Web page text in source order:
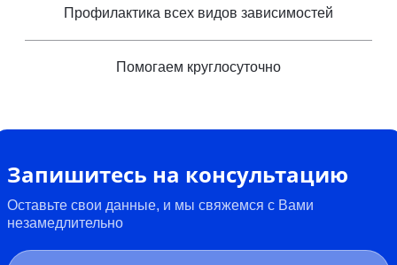
Профилактика всех видов зависимостей
Помогаем круглосуточно
Запишитесь на консультацию
Оставьте свои данные, и мы свяжемся с Вами
незамедлительно